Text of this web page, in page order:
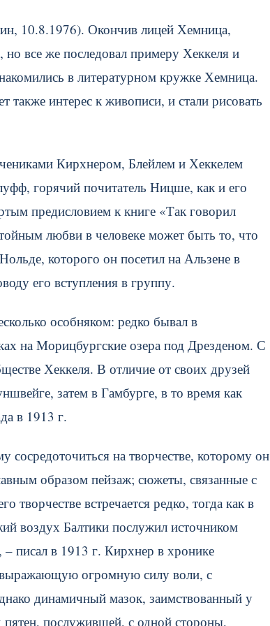
10.8.1976). Окончив лицей Хемница,
все же последовал примеру Хеккеля и
в литературном кружке Хемница.
интерес к живописи, и стали рисовать
Кирхнером, Блейлем и Хеккелем
горячий почитатель Ницше, как и его
предисловием к книге «Так говорил
любви в человеке может быть то, что
которого он посетил на Альзене в
его вступления в группу.
особняком: редко бывал в
на Морицбургские озера под Дрезденом. С
Хеккеля. В отличие от своих друзей
затем в Гамбурге, в то время как
в 1913 г.
на творчестве, которому он
образом пейзаж; сюжеты, связанные с
встречается редко, тогда как в
воздух Балтики послужил источником
писал в 1913 г. Кирхнер в хронике
огромную силу воли, с
динамичный мазок, заимствованный у
пятен, послужившей, с одной стороны,